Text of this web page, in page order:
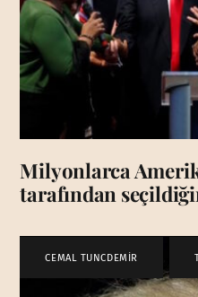
Milyonlarca
tarafından
CEMAL TUNCDEMİR